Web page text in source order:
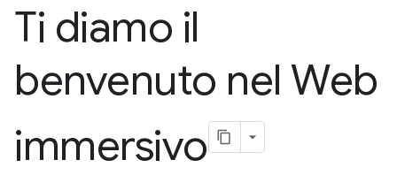
Ti diamo il
benvenuto nel Web
immersivo